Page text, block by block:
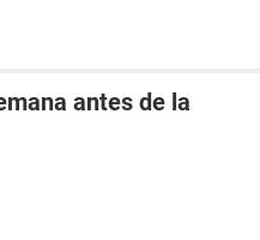
antes de la